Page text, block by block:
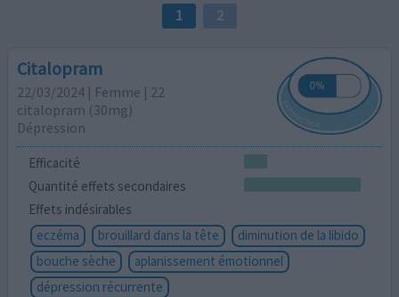
1 2
Citalopram
22/03/2024 | Femme | 22
citalopram (30mg)
Dépression
Efficacité
Quantité effets secondaires
Effets indésirables
eczéma
brouillard dans la tête
diminution de la libido
bouche sèche
aplanissement émotionnel
dépression récurrente